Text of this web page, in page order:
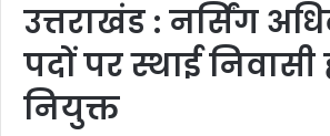
उत्तराखंड : नर्सिंग
पदों पर स्थाई निवासी
नियुक्त